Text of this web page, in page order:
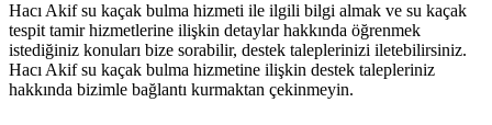
Hacı Akif su kaçak bulma hizmeti ile ilgili bilgi almak ve su kaçak
tespit tamir hizmetlerine ilişkin detaylar hakkında öğrenmek
istediğiniz konuları bize sorabilir, destek taleplerinizi iletebilirsiniz.
Hacı Akif su kaçak bulma hizmetine ilişkin destek talepleriniz
hakkında bizimle bağlantı kurmaktan çekinmeyin.